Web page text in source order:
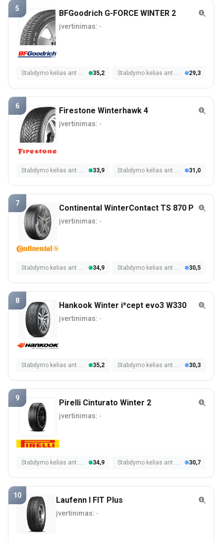
5 BFGoodrich G-FORCE WINTER 2
įvertinimas: -
Stabdymo kelias ant šlapios dangos 35,2 Stabdymo kelias ant sniego 29,3
6 Firestone Winterhawk 4
įvertinimas: -
Stabdymo kelias ant šlapios dangos 33,9 Stabdymo kelias ant sniego 31,0
7 Continental WinterContact TS 870 P
įvertinimas: -
Stabdymo kelias ant šlapios dangos 34,9 Stabdymo kelias ant sniego 30,5
8 Hankook Winter i*cept evo3 W330
įvertinimas: -
Stabdymo kelias ant šlapios dangos 35,2 Stabdymo kelias ant sniego 30,3
9 Pirelli Cinturato Winter 2
įvertinimas: -
Stabdymo kelias ant šlapios dangos 34,9 Stabdymo kelias ant sniego 30,7
10 Laufenn I FIT Plus
įvertinimas: -